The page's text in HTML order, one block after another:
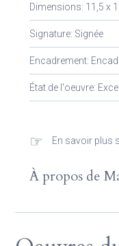
Dimensions: 11,5 x
Signature: Signée
Encadrement:
État de l'oeuvre:
☞ En savoir plus
À propos de